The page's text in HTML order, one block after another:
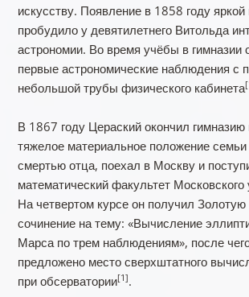
искусству. Появление в 1858 году
пробудило у девятилетнего Витольда
астрономии. Во время учёбы в гимназии
первые астрономические наблюдения с
небольшой трубы физического кабинета
В 1867 году Цераский окончил гимназию
тяжелое материальное положение семьи
смертью отца, поехал в Москву и
математический факультет Московского
На четвертом курсе он получил
сочинение на тему: «Вычисление
Марса по трем наблюдениям», после
предложено место сверхштатного
при обсерватории[1].